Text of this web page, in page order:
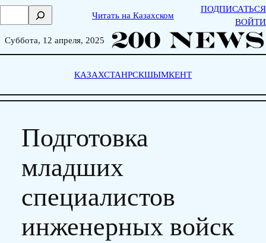
Skip
о
Читать на Казахском
ПОДПИСАТЬСЯ
ВОЙТИ
Суббота, 12 апреля, 2025
КАЗАХСТАНРСКШЫМКЕНТ
Подготовка
младших
специалистов
инженерных войск